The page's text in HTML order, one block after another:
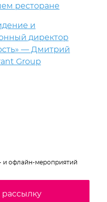
ресторане
и
директор
— Дмитрий
Group
и офлайн-мероприятий
рассылку